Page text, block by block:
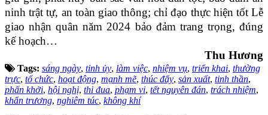
ninh trật tự, an toàn giao thông; chỉ đạo thực hiện tốt Lễ
giao nhận quân năm 2024 bảo đảm trang trọng, đúng
kế hoạch…
Thu Hương
Tags: sáng ngày, tỉnh ủy, làm việc, nhiệm vụ, triển khai, thường
trực, tổ chức, hoạt động, mạnh mẽ, thúc đẩy, sản xuất, tinh thần,
phấn khởi, hội nghị, thi đua, phạm vi, tết nguyên đán, trách nhiệm,
khẩn trương, nghiêm túc, không khí